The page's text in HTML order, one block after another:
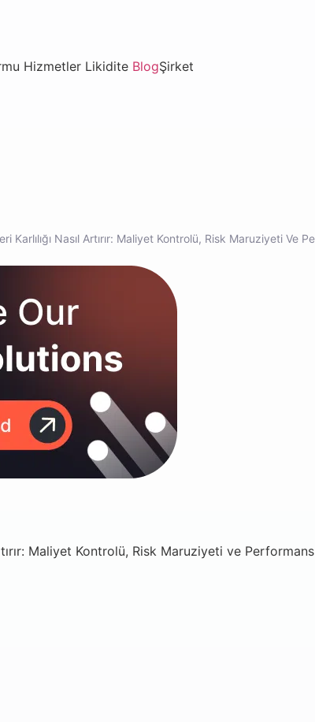
Hizmetler Likidite BlogŞirket
Karlılığı Nasıl Artırır: Maliyet Kontrolü, Risk Maruziyeti Ve
Maliyet Kontrolü, Risk Maruziyeti ve Performans